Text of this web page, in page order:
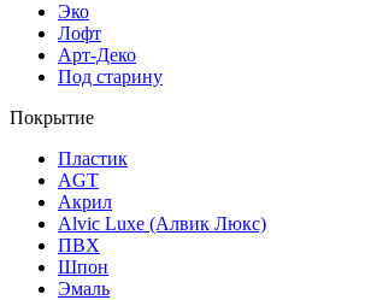
Эко
Лофт
Арт-Деко
Под старину
Покрытие
Пластик
AGT
Акрил
Alvic Luxe (Алвик Люкс)
ПВХ
Шпон
Эмаль